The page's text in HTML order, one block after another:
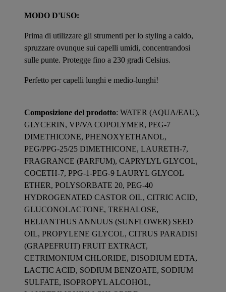
MODO D'USO:
Prima di utilizzare gli strumenti per lo styling a caldo,
spruzzare ovunque sui capelli umidi, concentrandosi
sulle punte. Protegge fino a 230 gradi Celsius.
Perfetto per capelli lunghi e medio-lunghi!
Composizione del prodotto: WATER (AQUA/EAU),
GLYCERIN, VP/VA COPOLYMER, PEG-7
DIMETHICONE, PHENOXYETHANOL,
PEG/PPG-25/25 DIMETHICONE, LAURETH-7,
FRAGRANCE (PARFUM), CAPRYLYL GLYCOL,
COCETH-7, PPG-1-PEG-9 LAURYL GLYCOL
ETHER, POLYSORBATE 20, PEG-40
HYDROGENATED CASTOR OIL, CITRIC ACID,
GLUCONOLACTONE, TREHALOSE,
HELIANTHUS ANNUUS (SUNFLOWER) SEED
OIL, PROPYLENE GLYCOL, CITRUS PARADISI
(GRAPEFRUIT) FRUIT EXTRACT,
CETRIMONIUM CHLORIDE, DISODIUM EDTA,
LACTIC ACID, SODIUM BENZOATE, SODIUM
SULFATE, ISOPROPYL ALCOHOL,